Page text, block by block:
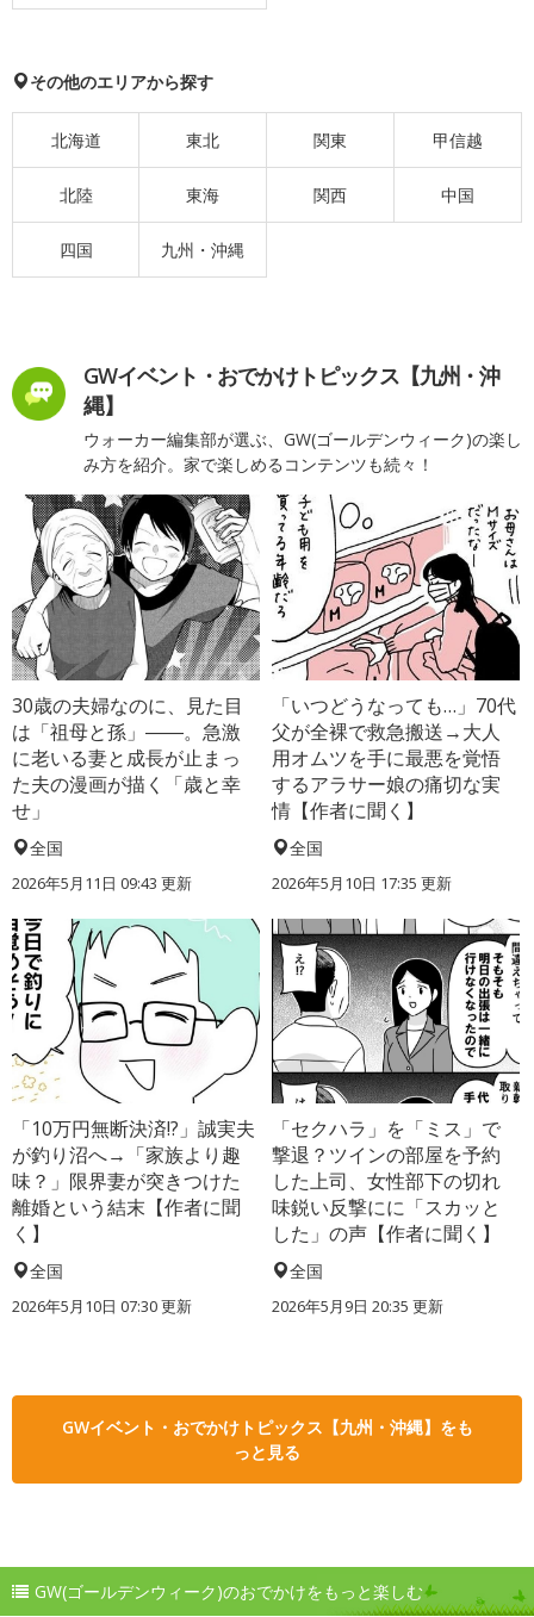
その他のエリアから探す
北海道 東北 関東 甲信越
北陸 東海 関西 中国
四国 九州・沖縄
GWイベント・おでかけトピックス【九州・沖
縄】
ウォーカー編集部が選ぶ、GW(ゴールデンウィーク)の楽し
み方を紹介。家で楽しめるコンテンツも続々！
30歳の夫婦なのに、見た目
は「祖母と孫」――。急激
に老いる妻と成長が止まっ
た夫の漫画が描く「歳と幸
せ」
全国
2026年5月11日 09:43 更新
「いつどうなっても…」70代
父が全裸で救急搬送→大人
用オムツを手に最悪を覚悟
するアラサー娘の痛切な実
情【作者に聞く】
全国
2026年5月10日 17:35 更新
「10万円無断決済!?」誠実夫
が釣り沼へ→「家族より趣
味？」限界妻が突きつけた
離婚という結末【作者に聞
く】
全国
2026年5月10日 07:30 更新
「セクハラ」を「ミス」で
撃退？ツインの部屋を予約
した上司、女性部下の切れ
味鋭い反撃にに「スカッと
した」の声【作者に聞く】
全国
2026年5月9日 20:35 更新
GWイベント・おでかけトピックス【九州・沖縄】をも
っと見る
GW(ゴールデンウィーク)のおでかけをもっと楽しむ